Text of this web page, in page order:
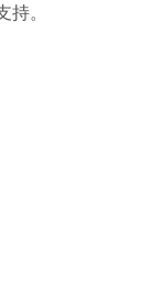
持。